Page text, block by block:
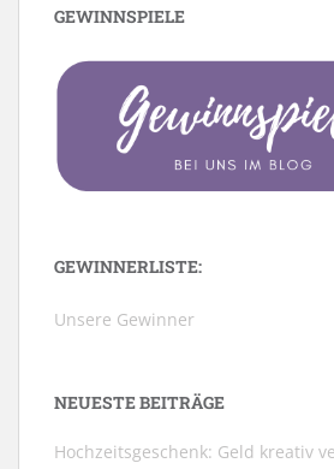
GEWINNSPIELE
GEWINNERLISTE:
Unsere Gewinner
NEUESTE BEITRÄGE
Hochzeitsgeschenk: Geld kreativ